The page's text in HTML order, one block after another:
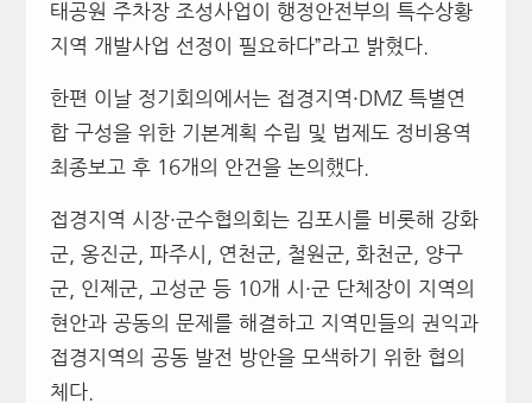
태공원 주차장 조성사업이 행정안전부의 특수상황
지역 개발사업 선정이 필요하다”라고 밝혔다.
한편 이날 정기회의에서는 접경지역·DMZ 특별연
합 구성을 위한 기본계획 수립 및 법제도 정비용역
최종보고 후 16개의 안건을 논의했다.
접경지역 시장·군수협의회는 김포시를 비롯해 강화
군, 옹진군, 파주시, 연천군, 철원군, 화천군, 양구
군, 인제군, 고성군 등 10개 시·군 단체장이 지역의
현안과 공동의 문제를 해결하고 지역민들의 권익과
접경지역의 공동 발전 방안을 모색하기 위한 협의
체다.